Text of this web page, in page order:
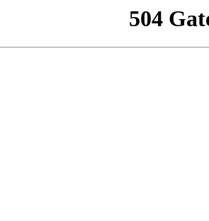
504